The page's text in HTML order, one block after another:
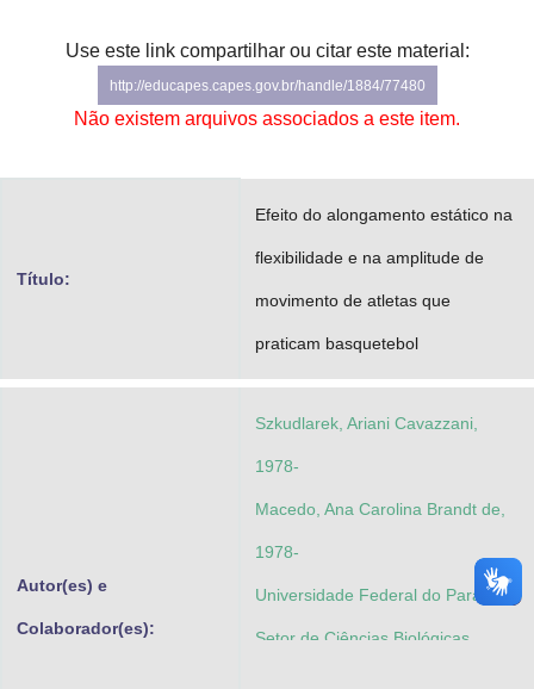
Gabinete de Segurança Institucional
Advocacia-Geral da União
Use este link compartilhar ou citar este material:
http://educapes.capes.gov.br/handle/1884/77480
Não existem arquivos associados a este item.
Título:
Efeito do alongamento estático na
flexibilidade e na amplitude de
movimento de atletas que
praticam basquetebol
Autor(es) e
Colaborador(es):
Szkudlarek, Ariani Cavazzani,
1978-
Macedo, Ana Carolina Brandt de,
1978-
Universidade Federal do Paraná.
Setor de Ciências Biológicas.